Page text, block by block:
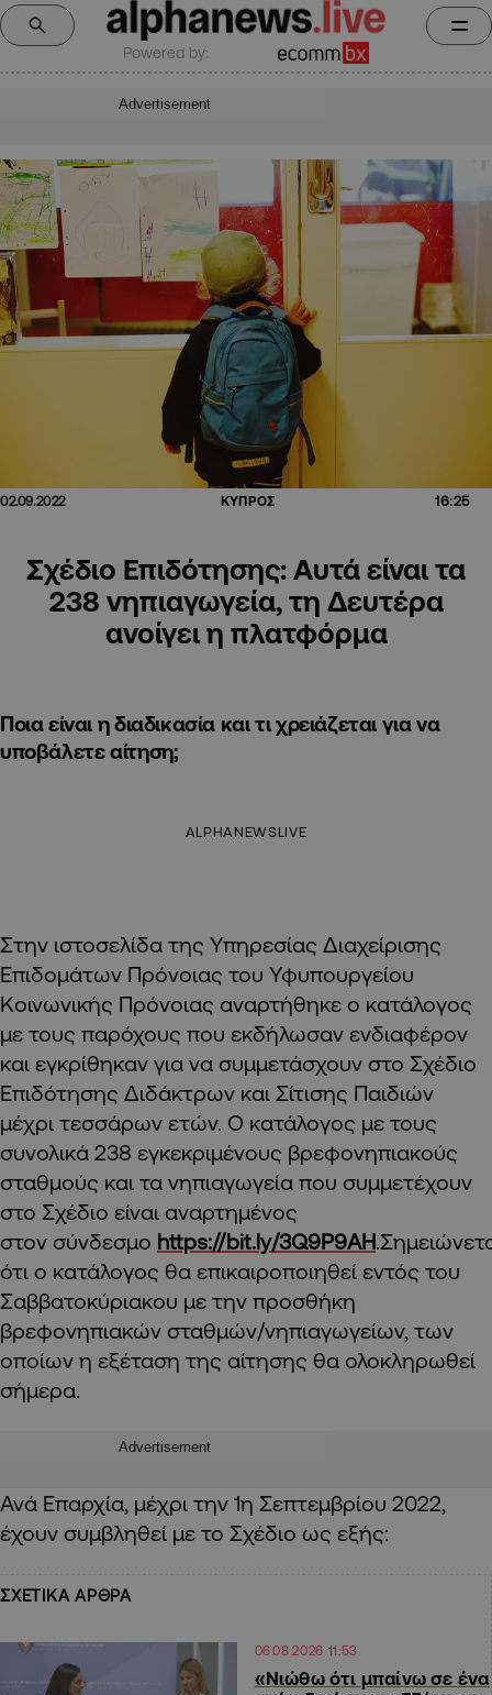
Powered by:
Advertisement
02.09.2022 ΚΥΠΡΟΣ 16:25
Σχέδιο Επιδότησης: Αυτά είναι τα
238 νηπιαγωγεία, τη Δευτέρα
ανοίγει η πλατφόρμα
Ποια είναι η διαδικασία και τι χρειάζεται για να
υποβάλετε αίτηση;
ALPHANEWSLIVE
Στην ιστοσελίδα της Υπηρεσίας Διαχείρισης
Επιδομάτων Πρόνοιας του Υφυπουργείου
Κοινωνικής Πρόνοιας αναρτήθηκε ο κατάλογος
με τους παρόχους που εκδήλωσαν ενδιαφέρον
και εγκρίθηκαν για να συμμετάσχουν στο Σχέδιο
Επιδότησης Διδάκτρων και Σίτισης Παιδιών
μέχρι τεσσάρων ετών. Ο κατάλογος με τους
συνολικά 238 εγκεκριμένους βρεφονηπιακούς
σταθμούς και τα νηπιαγωγεία που συμμετέχουν
στο Σχέδιο είναι αναρτημένος
στον σύνδεσμο https://bit.ly/3Q9P9AH
ότι ο κατάλογος θα επικαιροποιηθεί εντός του
Σαββατοκύριακου με την προσθήκη
βρεφονηπιακών σταθμών/νηπιαγωγείων, των
οποίων η εξέταση της αίτησης θα ολοκληρωθεί
σήμερα.
Advertisement
Ανά Επαρχία, μέχρι την 1η Σεπτεμβρίου 2022,
έχουν συμβληθεί με το Σχέδιο ως εξής:
ΣΧΕΤΙΚΑ ΑΡΘΡΑ
06.08.2026 11:53
«Νιώθω ότι μπαίνω σε ένα